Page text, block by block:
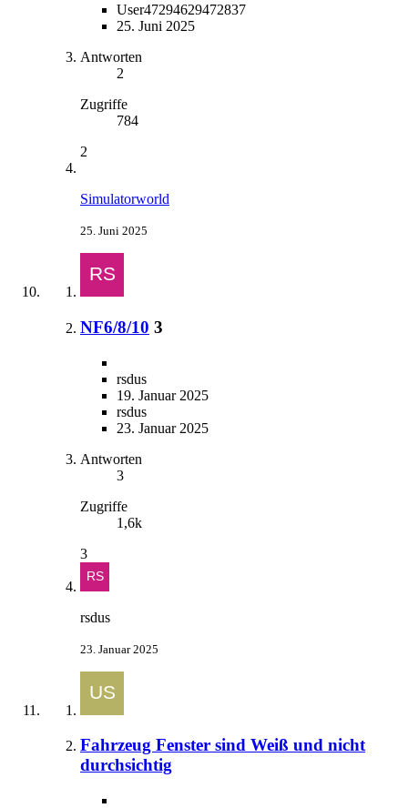
User47294629472837
25. Juni 2025
Antworten
2
Zugriffe
784
2
Simulatorworld
25. Juni 2025
NF6/8/10 3
rsdus
19. Januar 2025
rsdus
23. Januar 2025
Antworten
3
Zugriffe
1,6k
3
rsdus
23. Januar 2025
Fahrzeug Fenster sind Weiß und nicht
durchsichtig